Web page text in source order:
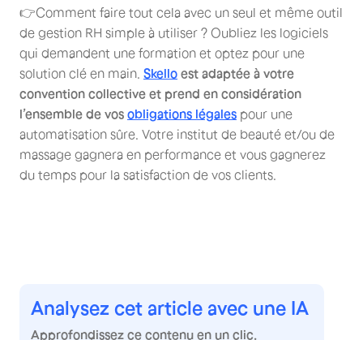
👉Comment faire tout cela avec un seul et même outil
de gestion RH simple à utiliser ? Oubliez les logiciels
qui demandent une formation et optez pour une
solution clé en main. Skello est adaptée à votre
convention collective et prend en considération
l’ensemble de vos obligations légales pour une
automatisation sûre. Votre institut de beauté et/ou de
massage gagnera en performance et vous gagnerez
du temps pour la satisfaction de vos clients.
Analysez cet article avec une IA
Approfondissez ce contenu en un clic.